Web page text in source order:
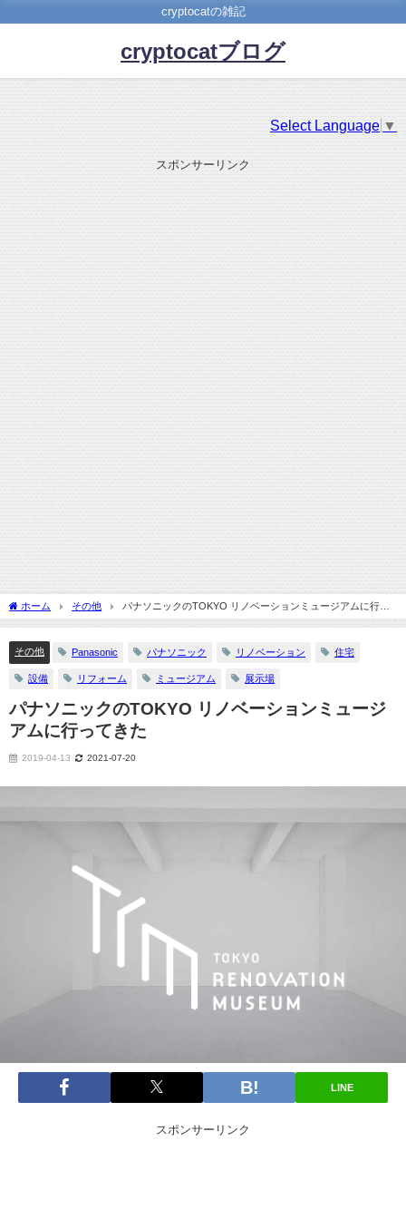
cryptocatの雑記
cryptocatブログ
Select Language ▼
スポンサーリンク
ホーム その他
パナソニックのTOKYO リノベーションミュージアムに行っ
てきた
その他 Panasonic パナソニック リノベーション 住宅
設備 リフォーム ミュージアム 展示場
パナソニックのTOKYO リノベーションミュージ
アムに行ってきた
2019-04-13 2021-07-20
LINE
スポンサーリンク